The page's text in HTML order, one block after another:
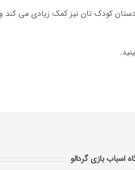
کودک تان نیز کمک زیادی می کند
اسباب بازی گردالو